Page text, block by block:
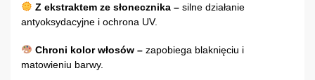
Z ekstraktem ze słonecznika –silne działanie
antyoksydacyjne i ochrona UV.
Chroni kolor włosów –zapobiega blaknięciu i
matowieniu barwy.